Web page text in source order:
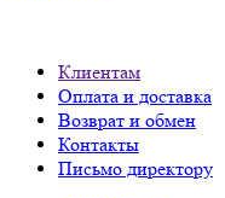
Клиентам
Оплата и доставка
Возврат и обмен
Контакты
Письмо директору